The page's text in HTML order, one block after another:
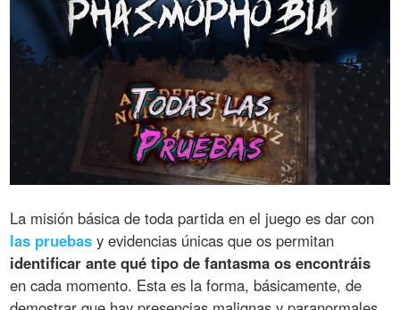
La misión básica de toda partida en el juego es dar con
las pruebas y evidencias únicas que os permitan
identificar ante qué tipo de fantasma os encontráis
en cada momento. Esta es la forma, básicamente, de